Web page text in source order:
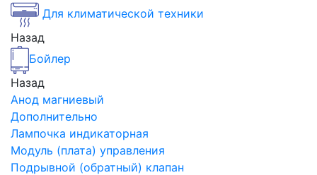
Для климатической техники
Назад
Бойлер
Назад
Анод магниевый
Дополнительно
Лампочка индикаторная
Модуль (плата) управления
Подрывной (обратный) клапан